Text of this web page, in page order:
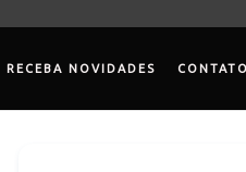
RECEBA NOVIDADES CONTATO